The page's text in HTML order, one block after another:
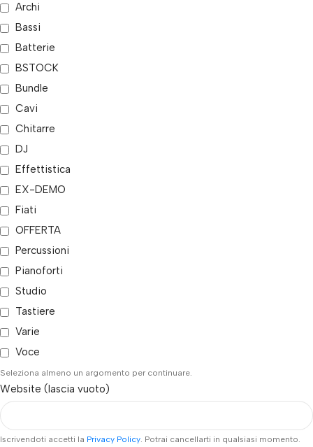
Archi
Bassi
Batterie
BSTOCK
Bundle
Cavi
Chitarre
DJ
Effettistica
EX-DEMO
Fiati
OFFERTA
Percussioni
Pianoforti
Studio
Tastiere
Varie
Voce
Seleziona almeno un argomento per continuare.
Website (lascia vuoto)
Iscrivendoti accetti la Privacy Policy. Potrai cancellarti in qualsiasi momento.